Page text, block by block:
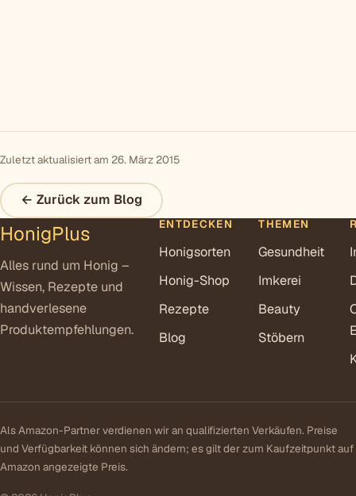
Zuletzt aktualisiert am 26. März 2015
← Zurück zum Blog
HonigPlus
Alles rund um Honig –
Wissen, Rezepte und
handverlesene
Produktempfehlungen.
ENTDECKEN
Honigsorten
Honig-Shop
Rezepte
Blog
THEMEN
Gesundheit
Imkerei
Beauty
Stöbern
Als Amazon-Partner verdienen wir an qualifizierten Verkäufen. Preise
und Verfügbarkeit können sich ändern; es gilt der zum Kaufzeitpunkt auf
Amazon angezeigte Preis.